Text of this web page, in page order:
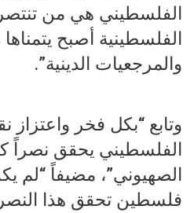
الفلسطيني هي من
الفلسطينية أصبح
والمرجعيات الدينية”.
وتابع “بكل فخر واعتزاز
الفلسطيني يحقق نصراً
الصهيوني”، مضيفاً “لم
فلسطين تحقق هذا